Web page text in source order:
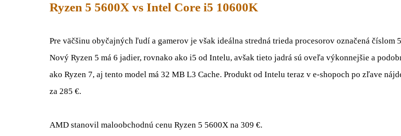
Ryzen 5 5600X vs Intel Core i5 10600K
Pre väčšinu obyčajných ľudí a gamerov je však ideálna stredná trieda procesorov označená číslom
Nový Ryzen 5 má 6 jadier, rovnako ako i5 od Intelu, avšak tieto jadrá sú oveľa výkonnejšie a
ako Ryzen 7, aj tento model má 32 MB L3 Cache. Produkt od Intelu teraz v e-shopoch po zľave
za 285 €.
AMD stanovil maloobchodnú cenu Ryzen 5 5600X na 309 €.